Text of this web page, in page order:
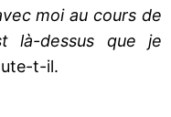
moi au cours de
là-dessus que je
t-il.